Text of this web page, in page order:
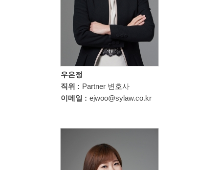
우은정
직위 : Partner 변호사
이메일 : ejwoo@sylaw.co.kr